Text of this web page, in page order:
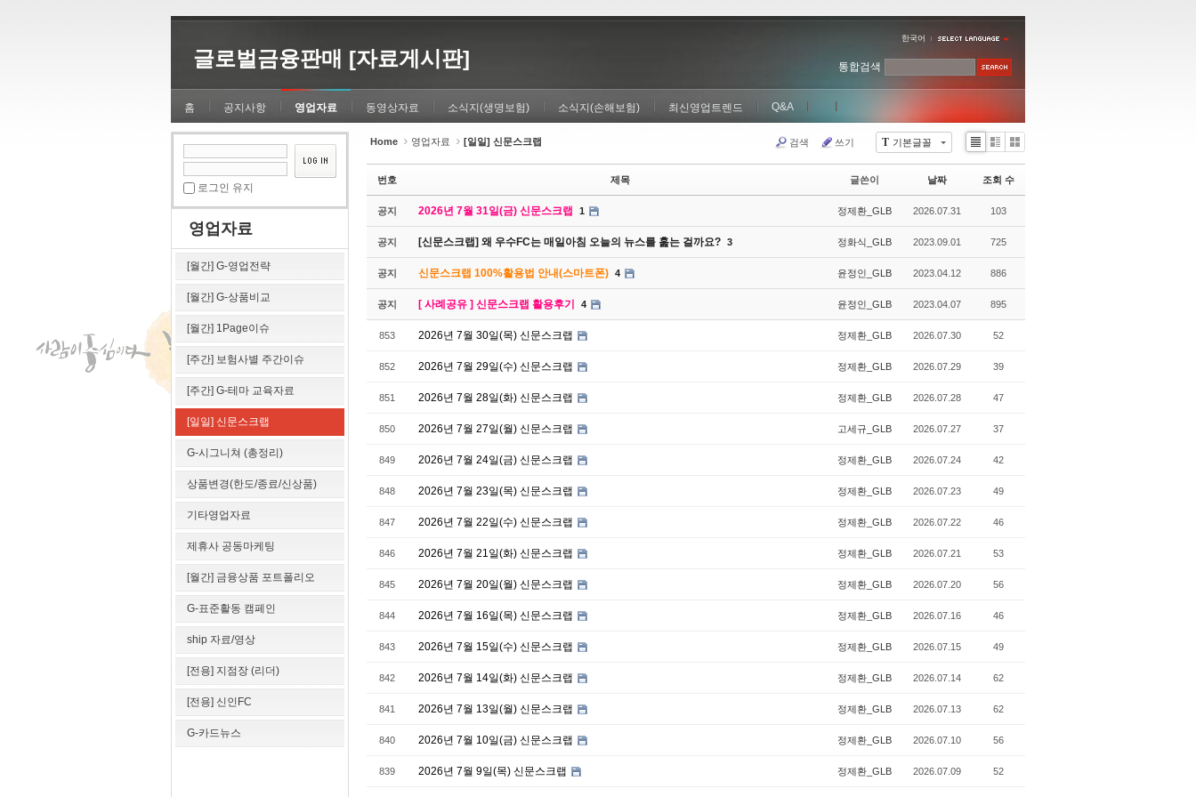
글로벌금융판매 [자료게시판]
한국어
홈 공지사항 영업자료 동영상자료 소식지(생명보험) 소식지(손해보험) 최신영업트렌드 Q&A
통합검색
로그인 유지
영업자료
[월간] G-영업전략
[월간] G-상품비교
[월간] 1Page이슈
[주간] 보험사별 주간이슈
[주간] G-테마 교육자료
[일일] 신문스크랩
G-시그니쳐 (총정리)
상품변경(한도/종료/신상품)
기타영업자료
제휴사 공동마케팅
[월간] 금융상품 포트폴리오
G-표준활동 캠페인
ship 자료/영상
[전용] 지점장 (리더)
[전용] 신인FC
G-카드뉴스
Home 영업자료 [일일] 신문스크랩 T 기본글꼴
검색 쓰기
Li
Zi
e
G
le
번호 제목 글쓴이 날짜 조회 수
공지 2026년 7월 31일(금) 신문스크랩 1 정제환_GLB 2026.07.31 103
공지 [신문스크랩] 왜 우수FC는 매일아침 오늘의 뉴스를 훑는 걸까요? 3 정화식_GLB 2023.09.01 725
공지 신문스크랩 100%활용법 안내(스마트폰) 4 윤정인_GLB 2023.04.12 886
공지 [ 사례공유 ] 신문스크랩 활용후기 4 윤정인_GLB 2023.04.07 895
853 2026년 7월 30일(목) 신문스크랩 정제환_GLB 2026.07.30 52
852 2026년 7월 29일(수) 신문스크랩 정제환_GLB 2026.07.29 39
851 2026년 7월 28일(화) 신문스크랩 정제환_GLB 2026.07.28 47
850 2026년 7월 27일(월) 신문스크랩 고세규_GLB 2026.07.27 37
849 2026년 7월 24일(금) 신문스크랩 정제환_GLB 2026.07.24 42
848 2026년 7월 23일(목) 신문스크랩 정제환_GLB 2026.07.23 49
847 2026년 7월 22일(수) 신문스크랩 정제환_GLB 2026.07.22 46
846 2026년 7월 21일(화) 신문스크랩 정제환_GLB 2026.07.21 53
845 2026년 7월 20일(월) 신문스크랩 정제환_GLB 2026.07.20 56
844 2026년 7월 16일(목) 신문스크랩 정제환_GLB 2026.07.16 46
843 2026년 7월 15일(수) 신문스크랩 정제환_GLB 2026.07.15 49
842 2026년 7월 14일(화) 신문스크랩 정제환_GLB 2026.07.14 62
841 2026년 7월 13일(월) 신문스크랩 정제환_GLB 2026.07.13 62
840 2026년 7월 10일(금) 신문스크랩 정제환_GLB 2026.07.10 56
839 2026년 7월 9일(목) 신문스크랩 정제환_GLB 2026.07.09 52
Sketchbook5, 스케치북5
Sketchbook5, 스케치북5
Sketchbook5, 스케치북5
Sketchbook5, 스케치북5